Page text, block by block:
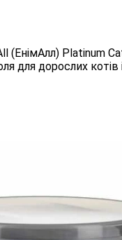
(ЕнімАлл) Platinum
для дорослих котів